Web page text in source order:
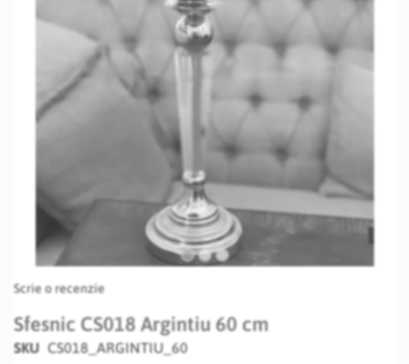
to
the
beginning
of
Scrie o recenzie
Sfesnic CS018 Argintiu 60 cm
SKU CS018_ARGINTIU_60